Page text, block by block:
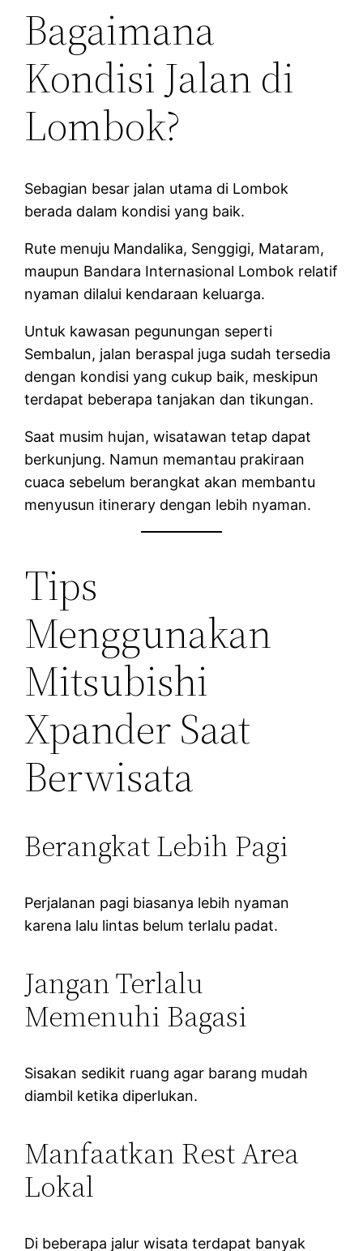
Bagaimana
Kondisi Jalan di
Lombok?
Sebagian besar jalan utama di Lombok
berada dalam kondisi yang baik.
Rute menuju Mandalika, Senggigi, Mataram,
maupun Bandara Internasional Lombok relatif
nyaman dilalui kendaraan keluarga.
Untuk kawasan pegunungan seperti
Sembalun, jalan beraspal juga sudah tersedia
dengan kondisi yang cukup baik, meskipun
terdapat beberapa tanjakan dan tikungan.
Saat musim hujan, wisatawan tetap dapat
berkunjung. Namun memantau prakiraan
cuaca sebelum berangkat akan membantu
menyusun itinerary dengan lebih nyaman.
Tips
Menggunakan
Mitsubishi
Xpander Saat
Berwisata
Berangkat Lebih Pagi
Perjalanan pagi biasanya lebih nyaman
karena lalu lintas belum terlalu padat.
Jangan Terlalu
Memenuhi Bagasi
Sisakan sedikit ruang agar barang mudah
diambil ketika diperlukan.
Manfaatkan Rest Area
Lokal
Di beberapa jalur wisata terdapat banyak